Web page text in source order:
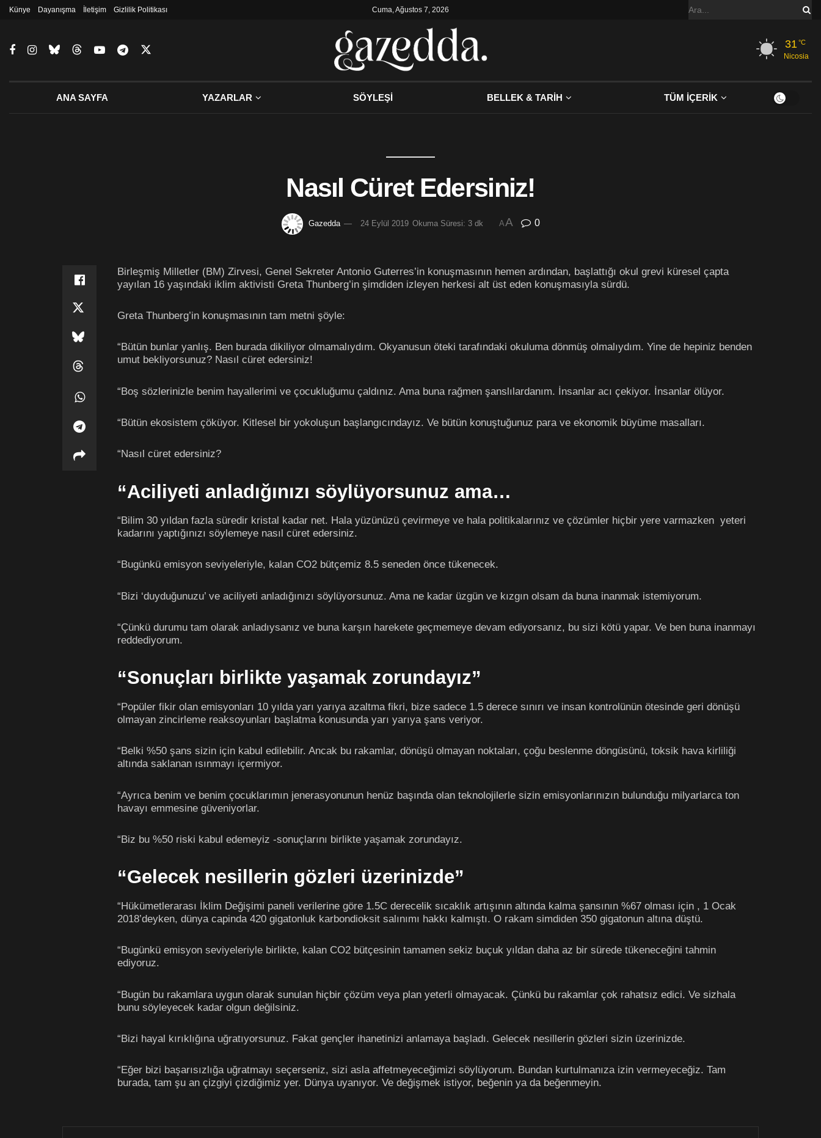
Künye Dayanışma İletişim Gizlilik Politikası Cuma, Ağustos 7, 2026
31 °C
Nicosia
ANA SAYFA YAZARLAR SÖYLEŞİ BELLEK & TARİH TÜM İÇERİK
Nasıl Cüret Edersiniz!
Gazedda 24 Eylül 2019 Okuma Süresi: 3 dk AA 0
Birleşmiş Milletler (BM) Zirvesi, Genel Sekreter Antonio Guterres’in konuşmasının hemen ardından, başlattığı okul grevi küresel çapta
yayılan 16 yaşındaki iklim aktivisti Greta Thunberg’in şimdiden izleyen herkesi alt üst eden konuşmasıyla sürdü.
Greta Thunberg’in konuşmasının tam metni şöyle:
“Bütün bunlar yanlış. Ben burada dikiliyor olmamalıydım. Okyanusun öteki tarafındaki okuluma dönmüş olmalıydım. Yine de hepiniz benden
umut bekliyorsunuz? Nasıl cüret edersiniz!
“Boş sözlerinizle benim hayallerimi ve çocukluğumu çaldınız. Ama buna rağmen şanslılardanım. İnsanlar acı çekiyor. İnsanlar ölüyor.
“Bütün ekosistem çöküyor. Kitlesel bir yokoluşun başlangıcındayız. Ve bütün konuştuğunuz para ve ekonomik büyüme masalları.
“Nasıl cüret edersiniz?
“Aciliyeti anladığınızı söylüyorsunuz ama…
“Bilim 30 yıldan fazla süredir kristal kadar net. Hala yüzünüzü çevirmeye ve hala politikalarınız ve çözümler hiçbir yere varmazken yeteri
kadarını yaptığınızı söylemeye nasıl cüret edersiniz.
“Bugünkü emisyon seviyeleriyle, kalan CO2 bütçemiz 8.5 seneden önce tükenecek.
“Bizi ‘duyduğunuzu’ ve aciliyeti anladığınızı söylüyorsunuz. Ama ne kadar üzgün ve kızgın olsam da buna inanmak istemiyorum.
“Çünkü durumu tam olarak anladıysanız ve buna karşın harekete geçmemeye devam ediyorsanız, bu sizi kötü yapar. Ve ben buna inanmayı
reddediyorum.
“Sonuçları birlikte yaşamak zorundayız”
“Popüler fikir olan emisyonları 10 yılda yarı yarıya azaltma fikri, bize sadece 1.5 derece sınırı ve insan kontrolünün ötesinde geri dönüşü
olmayan zincirleme reaksoyunları başlatma konusunda yarı yarıya şans veriyor.
“Belki %50 şans sizin için kabul edilebilir. Ancak bu rakamlar, dönüşü olmayan noktaları, çoğu beslenme döngüsünü, toksik hava kirliliği
altında saklanan ısınmayı içermiyor.
“Ayrıca benim ve benim çocuklarımın jenerasyonunun henüz başında olan teknolojilerle sizin emisyonlarınızın bulunduğu milyarlarca ton
havayı emmesine güveniyorlar.
“Biz bu %50 riski kabul edemeyiz -sonuçlarını birlikte yaşamak zorundayız.
“Gelecek nesillerin gözleri üzerinizde”
“Hükümetlerarası İklim Değişimi paneli verilerine göre 1.5C derecelik sıcaklık artışının altında kalma şansının %67 olması için , 1 Ocak
2018’deyken, dünya capinda 420 gigatonluk karbondioksit salınımı hakkı kalmıştı. O rakam simdiden 350 gigatonun altına düştü.
“Bugünkü emisyon seviyeleriyle birlikte, kalan CO2 bütçesinin tamamen sekiz buçuk yıldan daha az bir sürede tükeneceğini tahmin
ediyoruz.
“Bugün bu rakamlara uygun olarak sunulan hiçbir çözüm veya plan yeterli olmayacak. Çünkü bu rakamlar çok rahatsız edici. Ve sizhala
bunu söyleyecek kadar olgun değilsiniz.
“Bizi hayal kırıklığına uğratıyorsunuz. Fakat gençler ihanetinizi anlamaya başladı. Gelecek nesillerin gözleri sizin üzerinizde.
“Eğer bizi başarısızlığa uğratmayı seçerseniz, sizi asla affetmeyeceğimizi söylüyorum. Bundan kurtulmanıza izin vermeyeceğiz. Tam
burada, tam şu an çizgiyi çizdiğimiz yer. Dünya uyanıyor. Ve değişmek istiyor, beğenin ya da beğenmeyin.